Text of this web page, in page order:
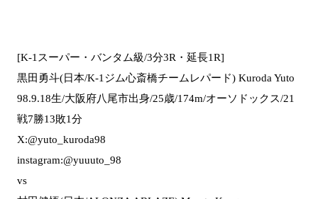
[K-1スーパー・バンタム級/3分3R・延長1R]
黒田勇斗(日本/K-1ジム心斎橋チームレパード) Kuroda Yuto
98.9.18生/大阪府八尾市出身/25歳/174m/オーソドックス/21
戦7勝13敗1分
X:@yuto_kuroda98
instagram:@yuuuto_98
vs